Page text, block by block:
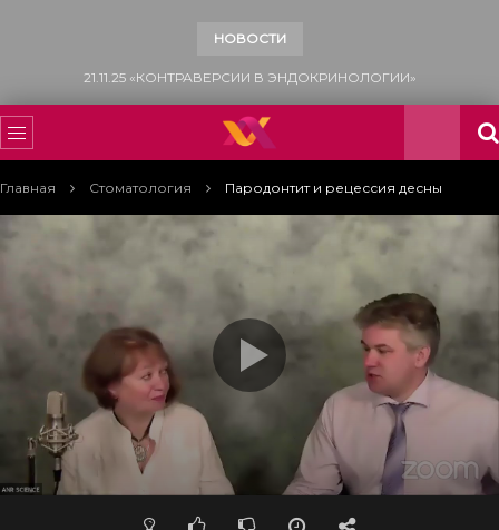
НОВОСТИ
15.11.25 «ВСЕМИРНЫЙ ДЕНЬ БОРЬБЫ С САХАРНЫМ ДИАБЕТОМ»
Главная Стоматология Пародонтит и рецессия десны